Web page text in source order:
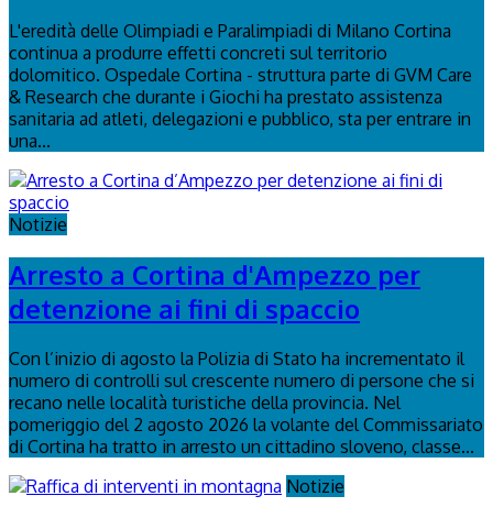
L'eredità delle Olimpiadi e Paralimpiadi di Milano Cortina
continua a produrre effetti concreti sul territorio
dolomitico. Ospedale Cortina - struttura parte di GVM Care
& Research che durante i Giochi ha prestato assistenza
sanitaria ad atleti, delegazioni e pubblico, sta per entrare in
una...
Notizie
Arresto a Cortina d'Ampezzo per
detenzione ai fini di spaccio
Con l’inizio di agosto la Polizia di Stato ha incrementato il
numero di controlli sul crescente numero di persone che si
recano nelle località turistiche della provincia. Nel
pomeriggio del 2 agosto 2026 la volante del Commissariato
di Cortina ha tratto in arresto un cittadino sloveno, classe...
Notizie